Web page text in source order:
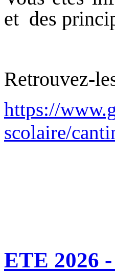
et des
Retrouvez-
https://
scolaire/
ETE 2026